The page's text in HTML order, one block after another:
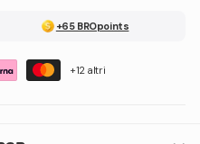
+65 BROpoints
+12 altri